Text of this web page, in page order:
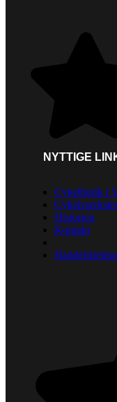
NYTTIGE
Cykelbutik i
Historien
Kontakt